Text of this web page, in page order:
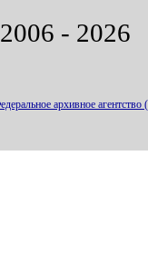
- 2026